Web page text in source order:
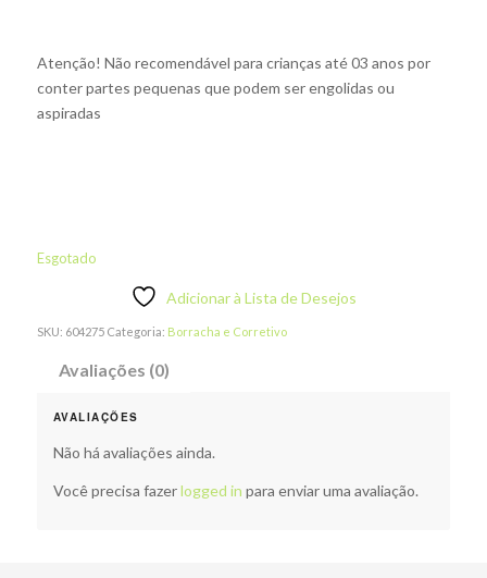
Atenção! Não recomendável para crianças até 03 anos por
conter partes pequenas que podem ser engolidas ou
aspiradas
Esgotado
Adicionar à Lista de Desejos
SKU: 604275 Categoria: Borracha e Corretivo
Avaliações (0)
AVALIAÇÕES
Não há avaliações ainda.
Você precisa fazerlogged in para enviar uma avaliação.